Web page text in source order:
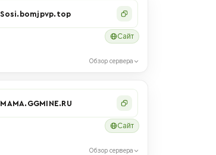
Sosi.bomjpvp.top
Сайт
Обзор сервера
MAMA.GGMINE.RU
Сайт
Обзор сервера